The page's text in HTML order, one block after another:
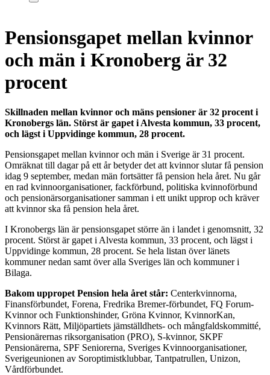
Pensionsgapet mellan kvinnor
och män i Kronoberg är 32
procent
Skillnaden mellan kvinnor och mäns pensioner är 32 procent i
Kronobergs län. Störst är gapet i Alvesta kommun, 33 procent,
och lägst i Uppvidinge kommun, 28 procent.
Pensionsgapet mellan kvinnor och män i Sverige är 31 procent.
Omräknat till dagar på ett år betyder det att kvinnor slutar få pension
idag 9 september, medan män fortsätter få pension hela året. Nu går
en rad kvinnoorganisationer, fackförbund, politiska kvinnoförbund
och pensionärsorganisationer samman i ett unikt upprop och kräver
att kvinnor ska få pension hela året.
I Kronobergs län är pensionsgapet större än i landet i genomsnitt, 32
procent. Störst är gapet i Alvesta kommun, 33 procent, och lägst i
Uppvidinge kommun, 28 procent. Se hela listan över länets
kommuner nedan samt över alla Sveriges län och kommuner i
Bilaga.
Bakom uppropet Pension hela året står: Centerkvinnorna,
Finansförbundet, Forena, Fredrika Bremer-förbundet, FQ Forum-
Kvinnor och Funktionshinder, Gröna Kvinnor, KvinnorKan,
Kvinnors Rätt, Miljöpartiets jämställdhets- och mångfaldskommitté,
Pensionärernas riksorganisation (PRO), S-kvinnor, SKPF
Pensionärerna, SPF Seniorerna, Sveriges Kvinnoorganisationer,
Sverigeunionen av Soroptimistklubbar, Tantpatrullen, Unizon,
Vårdförbundet.